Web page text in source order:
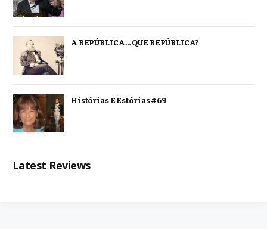
A REPÚBLICA… QUE REPÚBLICA?
Histórias E Estórias #69
Latest Reviews